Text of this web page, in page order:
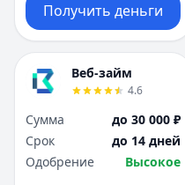
Получить деньги
Веб-займ
4.6
Сумма
до 30 000 ₽
Срок
до 14 дней
Одобрение
Высокое